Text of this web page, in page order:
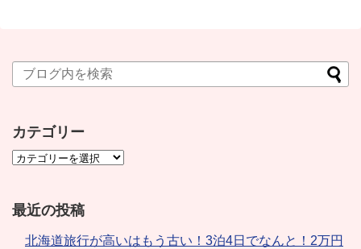
カテゴリー
最近の投稿
北海道旅行が高いはもう古い！3泊4日でなんと！2万円